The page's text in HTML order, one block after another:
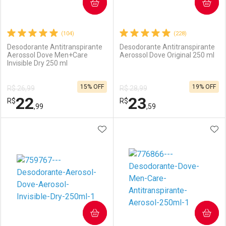
(104)
Desodorante Antitranspirante
Aerossol Dove Men+Care
Invisible Dry 250 ml
R$ 26,99
R$22,99
15% OFF
COMPRAR
Laboratório
Por Menos
(228)
Desodorante Antitranspirante
Aerossol Dove Original 250 ml
R$ 28,99
R$23,59
19% OFF
COMPRAR
Laboratório
Por Menos
ADICIONAR AOS FAVORITOS
COMPRAR COMPRAR